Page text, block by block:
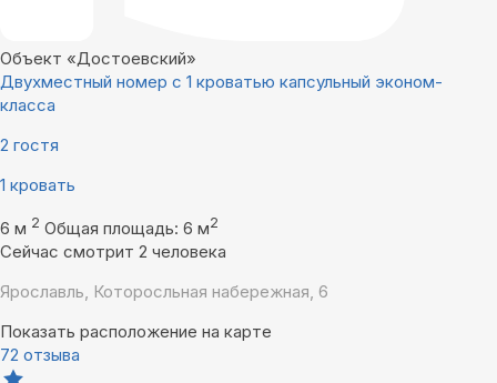
Объект «Достоевский»
Двухместный номер с 1 кроватью капсульный эконом-
класса
2 гостя
1 кровать
6 м 2 Общая площадь: 6 м2
Сейчас смотрит 2 человека
Ярославль, Которосльная набережная, 6
Показать расположение на карте
72 отзыва